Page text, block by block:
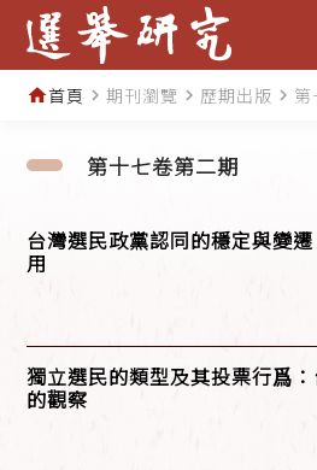
home首頁 navigate_next期刊瀏覽 navigate_next 歷期出版 navigate_next 第
第十七卷第二期
台灣選民政黨認同的穩定與變
用
獨立選民的類型及其投票行爲
的觀察